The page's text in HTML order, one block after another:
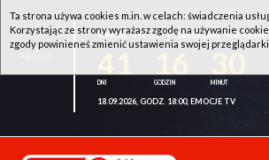
WKK ACTIVE HOTEL WROCŁAW - KSK
18.09.2026, GODZ. 18:00, EMOCJE TV
Ta strona używa cookies m.in. w celach: świadczenia
Korzystając ze strony wyrażasz zgodę na używanie
zgody powinieneś zmienić ustawienia swojej przeglądarki.